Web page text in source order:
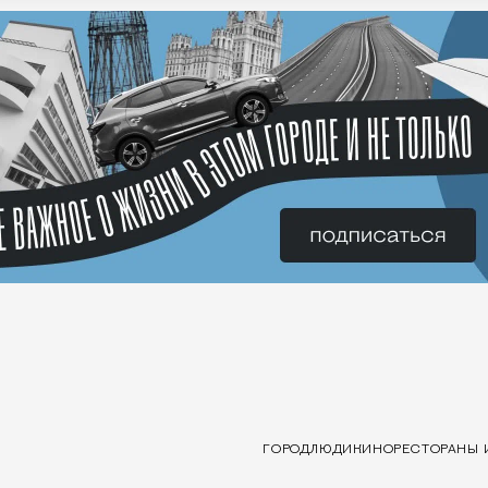
ГОРОДЛЮДИ КИНОРЕСТОРАНЫ